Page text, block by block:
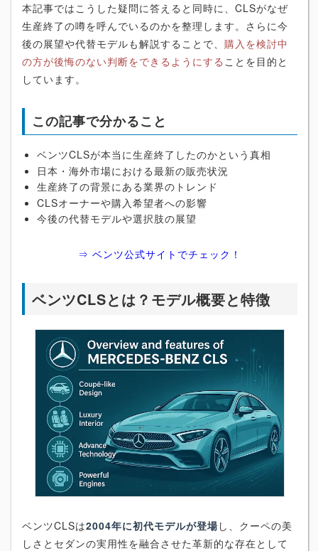
本記事ではこうした疑問に答えると同時に、CLSがなぜ
生産終了の噂を呼んでいるのかを整理します。さらに今
後の展望や代替モデルも解説することで、 購入を検討中
の方が後悔のない判断をできるようにする ことを目的と
しています。
この記事で分かること
ベンツCLSが本当に生産終了したのかという真相
日本・海外市場における最新の販売状況
生産終了の背景にある業界のトレンド
CLSオーナーや購入希望者への影響
今後の代替モデルや選択肢の展望
⇒ ベンツ公式サイトでチェック！
ベンツCLSとは？モデル概要と特徴
ベンツCLSは2004年に初代モデルが登場し、クーペの美
しさとセダンの実用性を融合させた革新的な存在として